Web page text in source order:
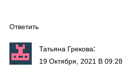
Ответить
Татьяна Грекова:
19 Октября, 2021 В 09:28